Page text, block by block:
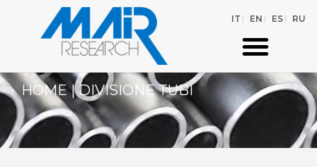
IT EN ES RU
HOME|DIVISIONE TUBI